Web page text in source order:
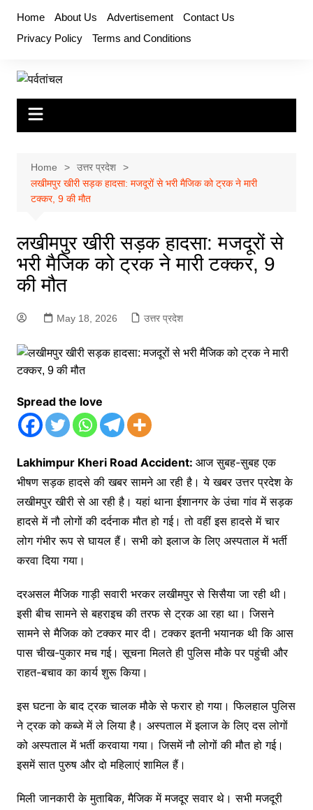
content
Home About Us Advertisement
Contact Us
Privacy Policy
Terms and Conditions
Home
उत्तर प्रदेश
लखीमपुर खीरी सड़क हादसा: मजदूरों से भरी मैजिक को ट्रक ने मारी
टक्कर, 9 की मौत
लखीमपुर खीरी सड़क हादसा: मजदूरों से
भरी मैजिक को ट्रक ने मारी टक्कर, 9
की मौत
May 18, 2026 उत्तर प्रदेश
Spread the love
Lakhimpur Kheri Road Accident: आज सुबह-सुबह एक
भीषण सड़क हादसे की खबर सामने आ रही है। ये खबर उत्तर प्रदेश के
लखीमपुर खीरी से आ रही है। यहां थाना ईशानगर के उंचा गांव में सड़क
हादसे में नौ लोगों की दर्दनाक मौत हो गई। तो वहीं इस हादसे में चार
लोग गंभीर रूप से घायल हैं। सभी को इलाज के लिए अस्पताल में भर्ती
करवा दिया गया।
दरअसल मैजिक गाड़ी सवारी भरकर लखीमपुर से सिसैया जा रही थी।
इसी बीच सामने से बहराइच की तरफ से ट्रक आ रहा था। जिसने
सामने से मैजिक को टक्कर मार दी। टक्कर इतनी भयानक थी कि आस
पास चीख-पुकार मच गई। सूचना मिलते ही पुलिस मौके पर पहुंची और
राहत-बचाव का कार्य शुरू किया।
इस घटना के बाद ट्रक चालक मौके से फरार हो गया। फिलहाल पुलिस
ने ट्रक को कब्जे में ले लिया है। अस्पताल में इलाज के लिए दस लोगों
को अस्पताल में भर्ती करवाया गया। जिसमें नौ लोगों की मौत हो गई।
इसमें सात पुरुष और दो महिलाएं शामिल हैं।
मिली जानकारी के मुताबिक, मैजिक में मजदूर सवार थे। सभी मजदूरी